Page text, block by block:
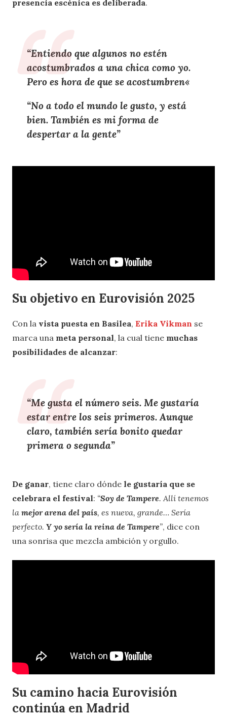
presencia escénica es deliberada.
“Entiendo quealgunos no estén
acostumbrados a una chica como yo.
Pero es hora de que se acostumbren«
“No a todo el mundo le gusto, y está
bien. También es mi forma de
despertar a la gente”
Su objetivo en Eurovisión 2025
Con la vista puesta en Basilea, Erika Vikman se
marca una meta personal, la cual tiene muchas
posibilidades de alcanzar:
“Me gusta el número seis. Me gustaría
estar entre los seis primeros. Aunque
claro, también sería bonito quedar
primera o segunda”
De ganar, tiene claro dónde le gustaría que se
celebrara el festival: “Soy de Tampere. Allí tenemos
la mejor arena del país, es nueva, grande… Sería
perfecto. Y yo sería la reina de Tampere”, dice con
una sonrisa que mezcla ambición y orgullo.
Su camino hacia Eurovisión
continúa en Madrid